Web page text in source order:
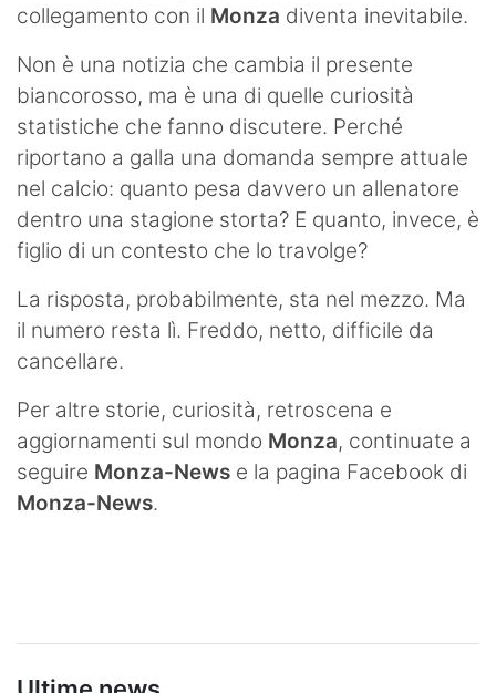
collegamento con il Monza diventa inevitabile.
Non è una notizia che cambia il presente
biancorosso, ma è una di quelle curiosità
statistiche che fanno discutere. Perché
riportano a galla una domanda sempre attuale
nel calcio: quanto pesa davvero un allenatore
dentro una stagione storta? E quanto, invece, è
figlio di un contesto che lo travolge?
La risposta, probabilmente, sta nel mezzo. Ma
il numero resta lì. Freddo, netto, difficile da
cancellare.
Per altre storie, curiosità, retroscena e
aggiornamenti sul mondo Monza, continuate a
seguire Monza-News e la pagina Facebook di
Monza-News.